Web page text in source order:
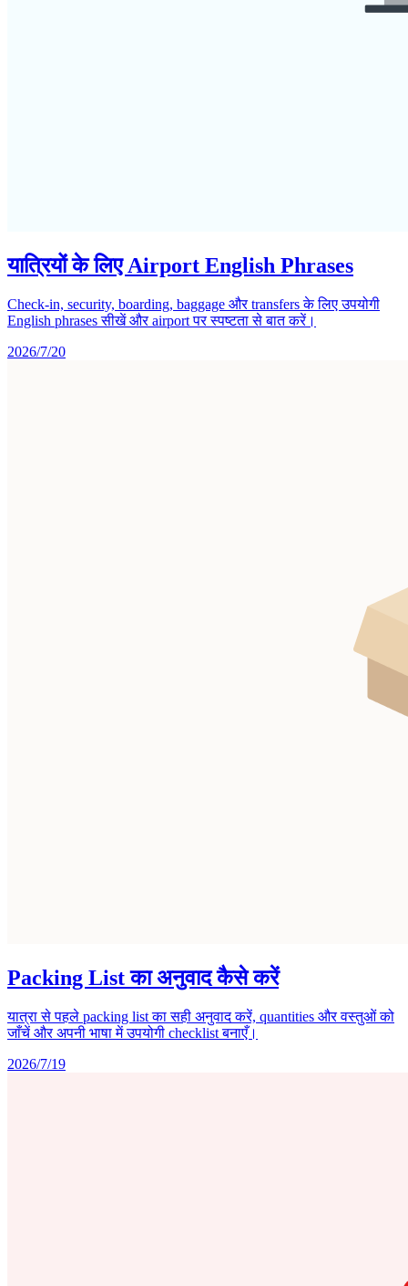
यात्रियों के लिए Airport English Phrases
Check-in, security, boarding, baggage और transfers के लिए उपयोगी
English phrases सीखें और airport पर स्पष्टता से बात करें।
2026/7/20
Packing List का अनुवाद कैसे करें
यात्रा से पहले packing list का सही अनुवाद करें, quantities और वस्तुओं को
जाँचें और अपनी भाषा में उपयोगी checklist बनाएँ।
2026/7/19